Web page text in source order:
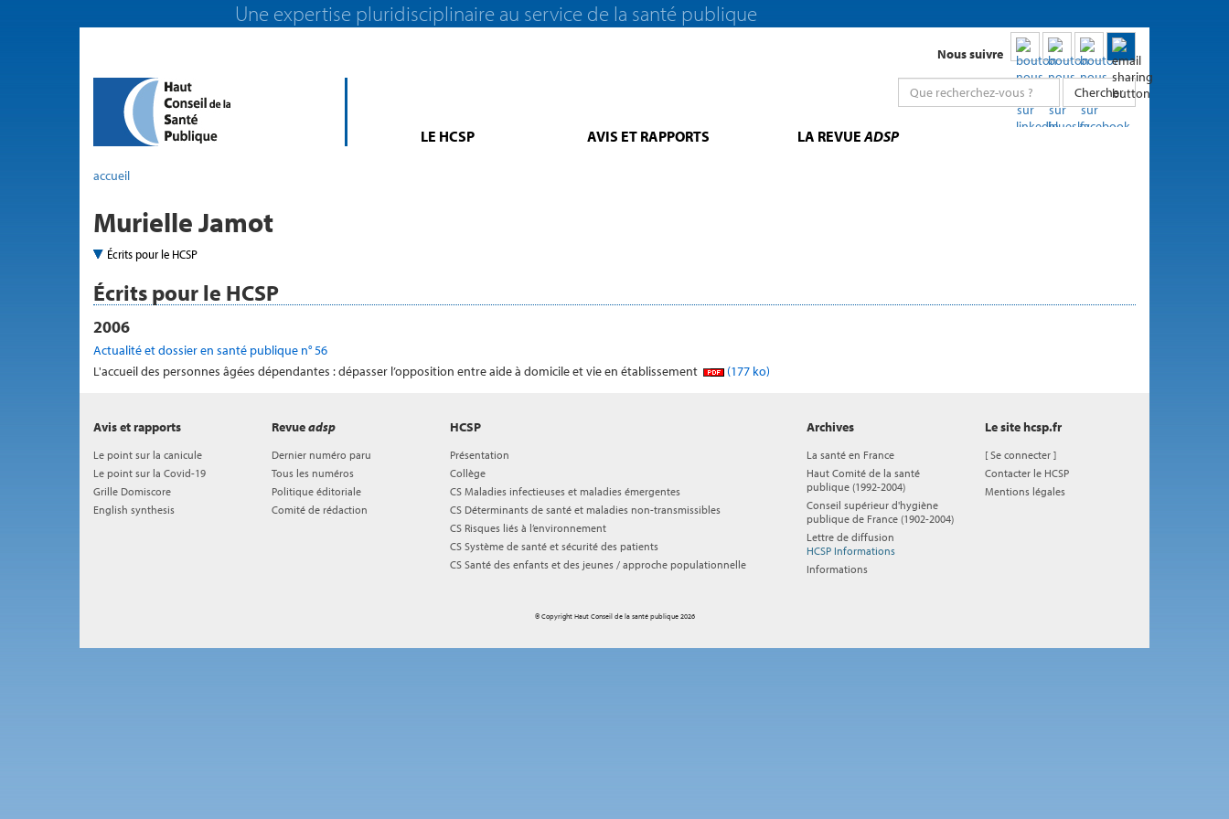
Une expertise pluridisciplinaire au service de la santé publique
Nous suivre
Chercher
LE HCSP AVIS ET RAPPORTS LA REVUEADSP
accueil
Murielle Jamot
Écrits pour le HCSP
Écrits pour le HCSP
2006
Actualité et dossier en santé publique n° 56
L'accueil des personnes âgées dépendantes : dépasser l’opposition entre aide à domicile et vie en établissement
(177 ko)
HCSP
Présentation
Collège
CS Maladies infectieuses et maladies émergentes
CS Déterminants de santé et maladies non-transmissibles
CS Risques liés à l’environnement
CS Système de santé et sécurité des patients
CS Santé des enfants et des jeunes / approche populationnelle
Avis et rapports
Le point sur la canicule
Le point sur la Covid-19
Grille Domiscore
English synthesis
Revueadsp
Dernier numéro paru
Tous les numéros
Politique éditoriale
Comité de rédaction
Archives
La santé en France
Haut Comité de la santé
publique (1992-2004)
Conseil supérieur d'hygiène
publique de France (1902-2004)
Lettre de diffusion
HCSP Informations
Informations
Le site hcsp.fr
[Se connecter ]
Contacter le HCSP
Mentions légales
© Copyright Haut Conseil de la santé publique 2026